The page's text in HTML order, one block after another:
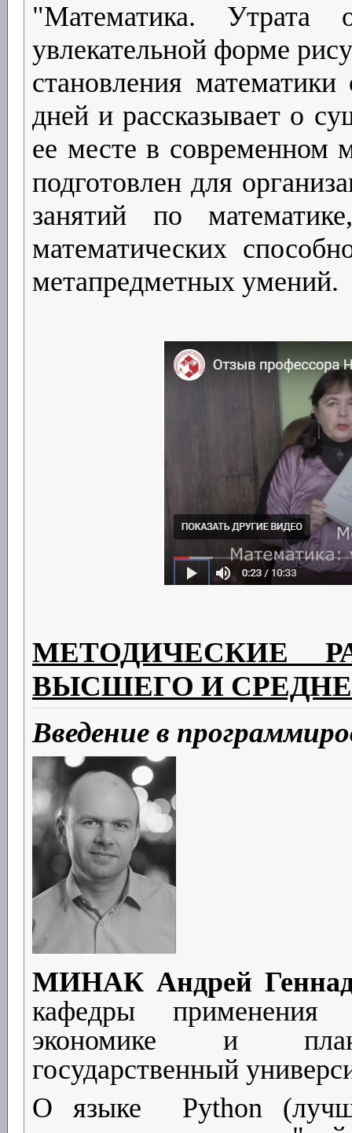
"Математика. Утрата
увлекательной форме
становления
дней и рассказывает о
ее месте в современном
подготовлен для
занятий по
математических
метапредметных умений.
МЕТОДИЧЕСКИЕ
ВЫСШЕГО И
Введение в
МИНАК Андрей
кафедры применения
экономике и
государственный
О языке
Python